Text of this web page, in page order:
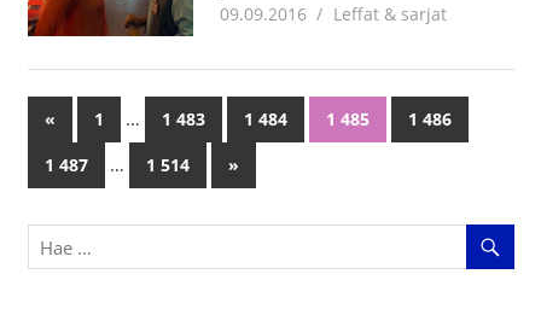
09.09.2016 Juha Kaunisto
Leffat & sarjat
Artikkelien
selaus
« Previous
Posts
1 … 1 483 1 484 1 485
1 486
1 487
… 1 514
Next
Posts
»